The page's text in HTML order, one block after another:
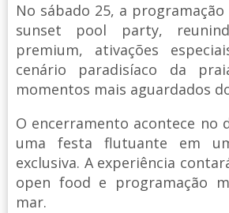
No sábado 25, a
sunset pool party,
premium, ativações
cenário paradisíaco da
momentos mais aguardados
O encerramento acontece no
uma festa flutuante em
exclusiva. A experiência
open food e programação
mar.